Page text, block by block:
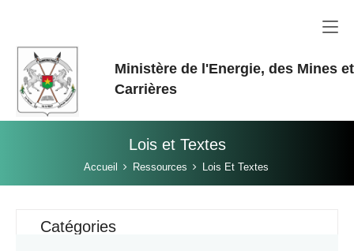
Ministère de l'Energie, des Mines
Carrières
Lois et Textes
Accueil Ressources Lois Et Textes
Catégories